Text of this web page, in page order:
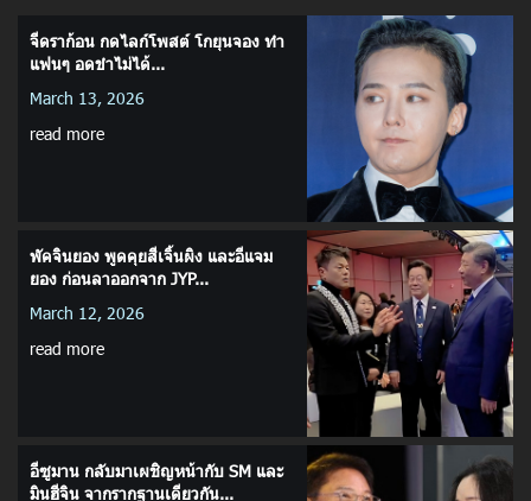
จีดราก้อน กดไลก์โพสต์ โกยุนจอง ทำ
แฟนๆ อดขำไม่ได้...
March 13, 2026
read more
พัคจินยอง พูดคุยสีเจิ้นผิง และอีแจม
ยอง ก่อนลาออกจาก JYP...
March 12, 2026
read more
อีซูมาน กลับมาเผชิญหน้ากับ SM และ
มินฮีจิน จากรากฐานเดียวกัน...